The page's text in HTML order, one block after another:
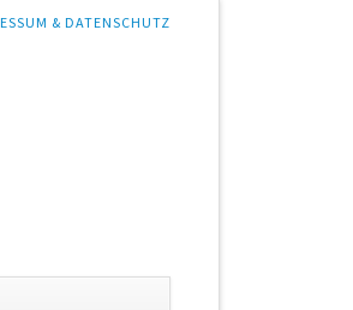
& DATENSCHUTZ